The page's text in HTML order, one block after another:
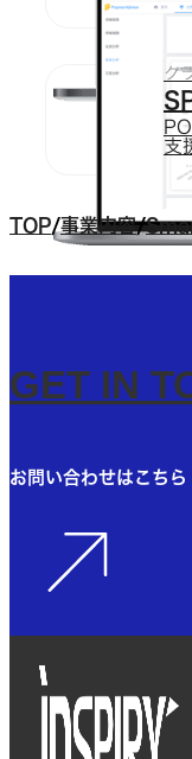
ク
支
TOP/事業内容/
GET IN
お問い合わせはこちら